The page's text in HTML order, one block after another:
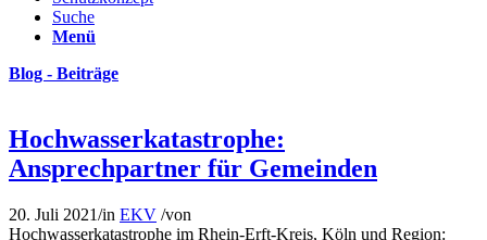
Suche
Menü
Blog - Beiträge
Hochwasserkatastrophe:
Ansprechpartner für Gemeinden
20. Juli 2021/in EKV /von
Hochwasserkatastrophe im Rhein-Erft-Kreis, Köln und Region: